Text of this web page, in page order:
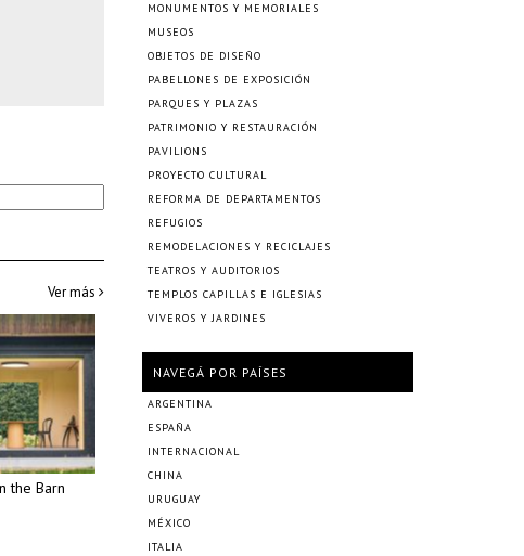
Ver más
the Barn
MONUMENTOS Y MEMORIALES
MUSEOS
OBJETOS DE DISEÑO
PABELLONES DE EXPOSICIÓN
PARQUES Y PLAZAS
PATRIMONIO Y RESTAURACIÓN
PAVILIONS
PROYECTO CULTURAL
REFORMA DE DEPARTAMENTOS
REFUGIOS
REMODELACIONES Y RECICLAJES
TEATROS Y AUDITORIOS
TEMPLOS CAPILLAS E IGLESIAS
VIVEROS Y JARDINES
NAVEGÁ POR PAÍSES
ARGENTINA
ESPAÑA
INTERNACIONAL
CHINA
URUGUAY
MÉXICO
ITALIA